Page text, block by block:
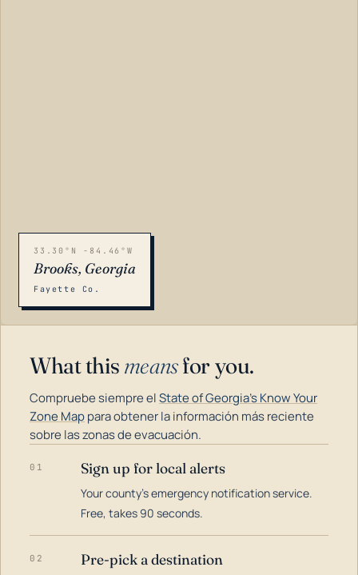
33.30°N -84.46°W
Brooks, Georgia
Fayette Co.
What this meansfor you.
Compruebe siempre elState of Georgia's Know Your
Zone Mappara obtener la información más reciente
sobre las zonas de evacuación.
01 Sign up for local alerts
Your county's emergency notification service.
Free, takes 90 seconds.
02 Pre-pick a destination